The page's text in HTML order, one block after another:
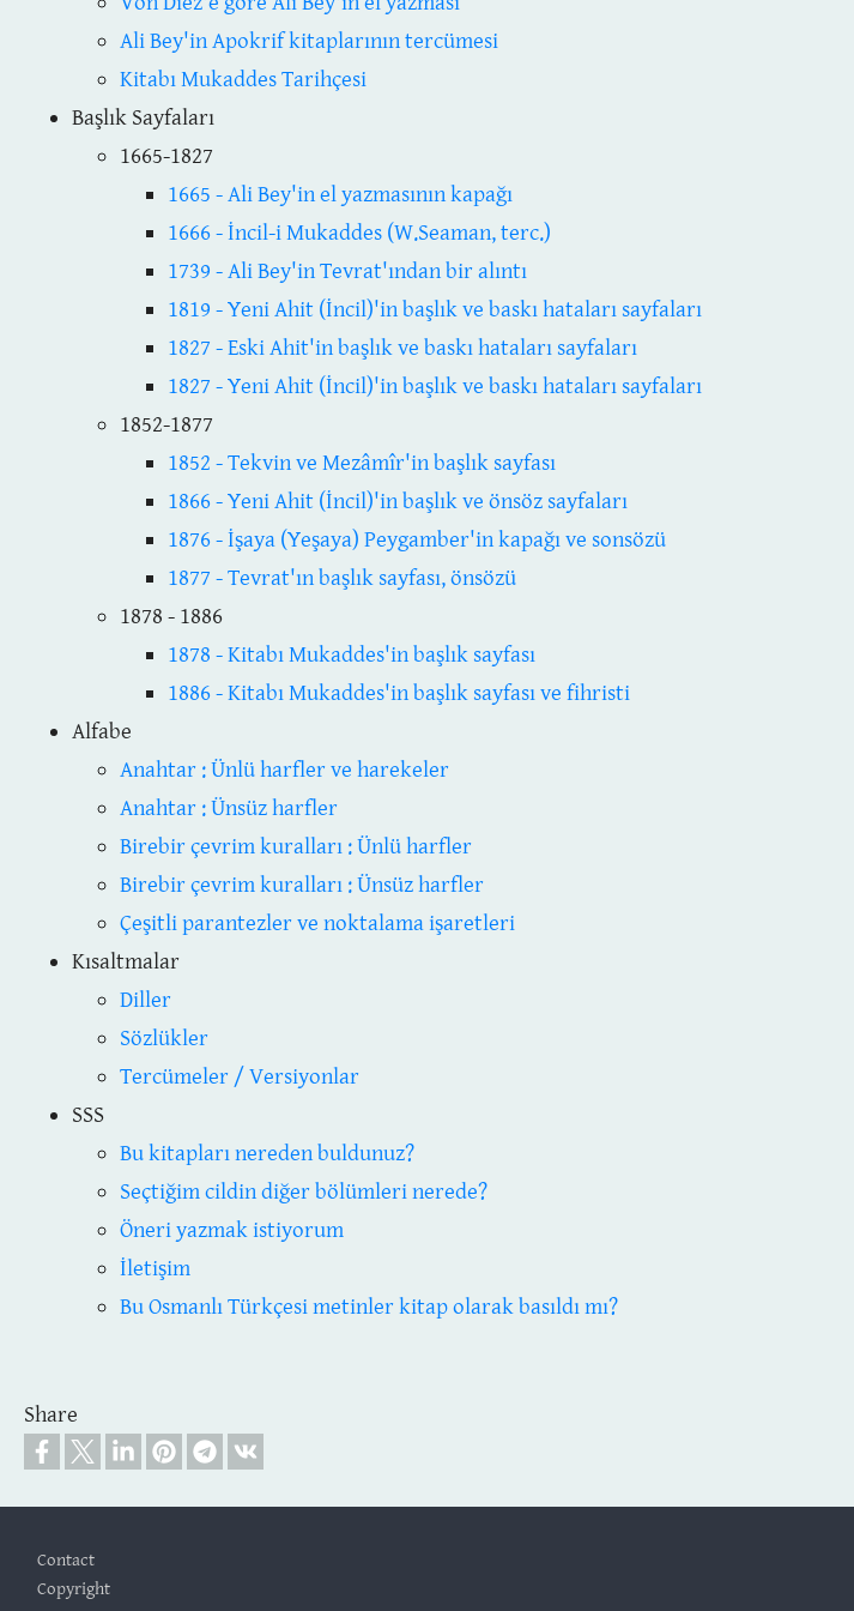
Ali Bey'in Apokrif kitaplarının tercümesi
Kitabı Mukaddes Tarihçesi
Başlık Sayfaları
1665-1827
1665 - Ali Bey'in el yazmasının kapağı
1666 - İncil-i Mukaddes (W.Seaman, terc.)
1739 - Ali Bey'in Tevrat'ından bir alıntı
1819 - Yeni Ahit (İncil)'in başlık ve baskı hataları sayfaları
1827 - Eski Ahit'in başlık ve baskı hataları sayfaları
1827 - Yeni Ahit (İncil)'in başlık ve baskı hataları sayfaları
1852-1877
1852 - Tekvin ve Mezâmîr'in başlık sayfası
1866 - Yeni Ahit (İncil)'in başlık ve önsöz sayfaları
1876 - İşaya (Yeşaya) Peygamber'in kapağı ve sonsözü
1877 - Tevrat'ın başlık sayfası, önsözü
1878 - 1886
1878 - Kitabı Mukaddes'in başlık sayfası
1886 - Kitabı Mukaddes'in başlık sayfası ve fihristi
Alfabe
Anahtar : Ünlü harfler ve harekeler
Anahtar : Ünsüz harfler
Birebir çevrim kuralları : Ünlü harfler
Birebir çevrim kuralları : Ünsüz harfler
Çeşitli parantezler ve noktalama işaretleri
Kısaltmalar
Diller
Sözlükler
Tercümeler / Versiyonlar
SSS
Bu kitapları nereden buldunuz?
Seçtiğim cildin diğer bölümleri nerede?
Öneri yazmak istiyorum
İletişim
Bu Osmanlı Türkçesi metinler kitap olarak basıldı mı?
Share
Contact
Copyright